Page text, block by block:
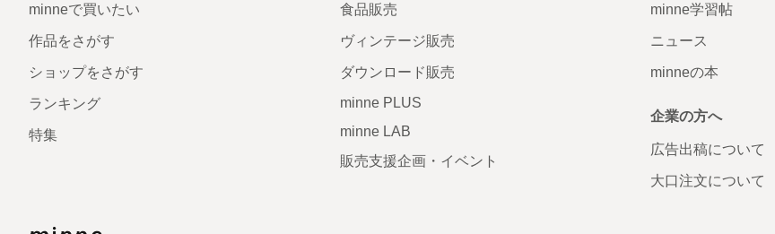
minneで買いたい
作品をさがす
ショップをさがす
ランキング
特集
食品販売
ヴィンテージ販売
ダウンロード販売
minne PLUS
minne LAB
販売支援企画・イベント
minne学習帖
ニュース
minneの本
企業の方へ
広告出稿について
大口注文について